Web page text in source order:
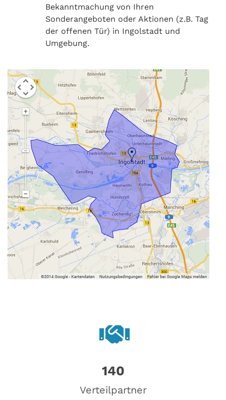
Bekanntmachung von Ihren
Sonderangeboten oder Aktionen (z.B. Tag
der offenen Tür) in Ingolstadt und
Umgebung.
140
Verteilpartner